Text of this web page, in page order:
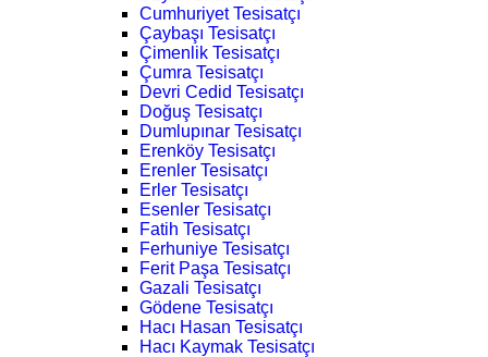
Cumhuriyet Tesisatçı
Çaybaşı Tesisatçı
Çimenlik Tesisatçı
Çumra Tesisatçı
Devri Cedid Tesisatçı
Doğuş Tesisatçı
Dumlupınar Tesisatçı
Erenköy Tesisatçı
Erenler Tesisatçı
Erler Tesisatçı
Esenler Tesisatçı
Fatih Tesisatçı
Ferhuniye Tesisatçı
Ferit Paşa Tesisatçı
Gazali Tesisatçı
Gödene Tesisatçı
Hacı Hasan Tesisatçı
Hacı Kaymak Tesisatçı